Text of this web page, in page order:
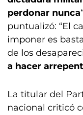
perdonar nunca
puntualizó: “El
imponer es
de los
a hacer
La titular del
nacional criticó